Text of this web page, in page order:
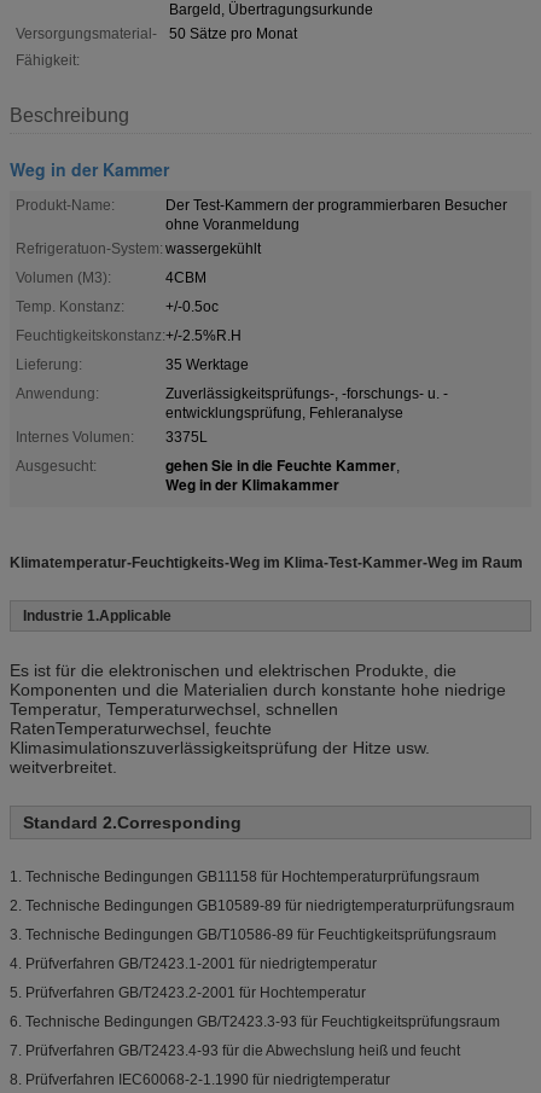
Bargeld, Übertragungsurkunde
Versorgungsmaterial-
Fähigkeit:
50 Sätze pro Monat
Beschreibung
Weg in der Kammer
Produkt-Name:
Der Test-Kammern der programmierbaren Besucher
ohne Voranmeldung
Refrigeratuon-System: wassergekühlt
Volumen (M3):
4CBM
Temp. Konstanz:
+/-0.5oc
Feuchtigkeitskonstanz:+/-2.5%R.H
Lieferung:
35 Werktage
Anwendung:
Zuverlässigkeitsprüfungs-, -forschungs- u. -
entwicklungsprüfung, Fehleranalyse
Internes Volumen:
3375L
Ausgesucht:
gehen Sie in die Feuchte Kammer,
Weg in der Klimakammer
Klimatemperatur-Feuchtigkeits-Weg im Klima-Test-Kammer-Weg im Raum
Industrie 1.Applicable
Es ist für die elektronischen und elektrischen Produkte, die
Komponenten und die Materialien durch konstante hohe niedrige
Temperatur, Temperaturwechsel, schnellen
RatenTemperaturwechsel, feuchte
Klimasimulationszuverlässigkeitsprüfung der Hitze usw.
weitverbreitet.
Standard 2.Corresponding
1. Technische Bedingungen GB11158 für Hochtemperaturprüfungsraum
2. Technische Bedingungen GB10589-89 für niedrigtemperaturprüfungsraum
3. Technische Bedingungen GB/T10586-89 für Feuchtigkeitsprüfungsraum
4. Prüfverfahren GB/T2423.1-2001 für niedrigtemperatur
5. Prüfverfahren GB/T2423.2-2001 für Hochtemperatur
6. Technische Bedingungen GB/T2423.3-93 für Feuchtigkeitsprüfungsraum
7. Prüfverfahren GB/T2423.4-93 für die Abwechslung heiß und feucht
8. Prüfverfahren IEC60068-2-1.1990 für niedrigtemperatur